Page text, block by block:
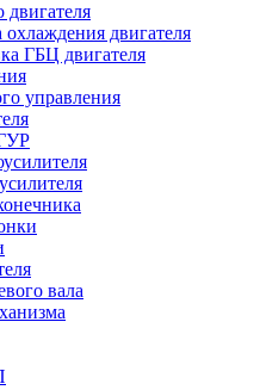
двигателя
двигателя
ГБЦ двигателя
управления
вала